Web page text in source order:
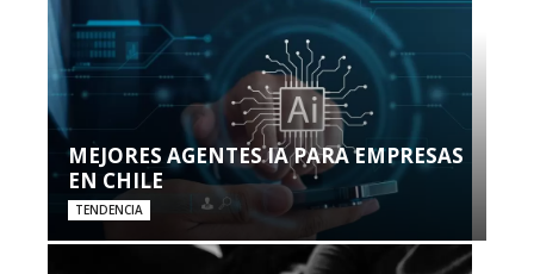
MEJORES AGENTES IA PARA EMPRESAS
EN CHILE
TENDENCIA